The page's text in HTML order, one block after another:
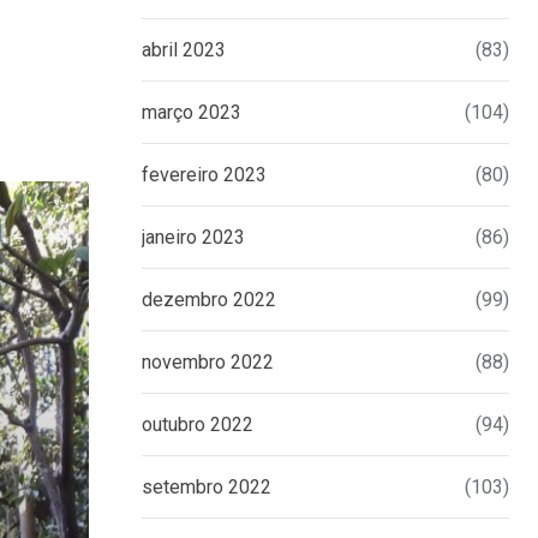
abril 2023 (83)
março 2023 (104)
fevereiro 2023 (80)
janeiro 2023 (86)
dezembro 2022 (99)
novembro 2022 (88)
outubro 2022 (94)
setembro 2022 (103)